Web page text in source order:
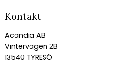
Kontakt
Acandia AB
Vintervägen 2B
13540 TYRESÖ